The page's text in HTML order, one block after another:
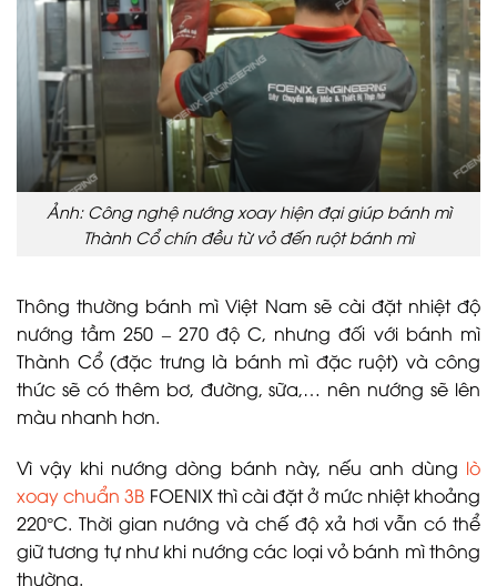
Ảnh: Công nghệ nướng xoay hiện đại giúp bánh mì
Thành Cổ chín đều từ vỏ đến ruột bánh mì
Thông thường bánh mì Việt Nam sẽ cài đặt nhiệt độ
nướng tầm 250 – 270 độ C, nhưng đối với bánh mì
Thành Cổ (đặc trưng là bánh mì đặc ruột) và công
thức sẽ có thêm bơ, đường, sữa,… nên nướng sẽ lên
màu nhanh hơn.
Vì vậy khi nướng dòng bánh này, nếu anh dùng lò
xoay chuẩn 3B FOENIX thì cài đặt ở mức nhiệt khoảng
220°C. Thời gian nướng và chế độ xả hơi vẫn có thể
giữ tương tự như khi nướng các loại vỏ bánh mì thông
thường.